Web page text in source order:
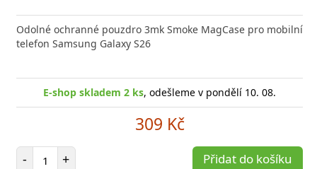
Odolné ochranné pouzdro 3mk Smoke MagCase pro mobilní
telefon Samsung Galaxy S26
E-shop skladem 2 ks, odešleme v pondělí 10. 08.
309 Kč
- Počet položek
+ Přidat do košíku
Pro 2C + U je výkonná a kompaktní nabíječka s
technologií, která
shop skladem 1 ks, odešleme v pondělí 10. 08.
1 039 Kč
položek Přidat do košíku
Typ
E-
-